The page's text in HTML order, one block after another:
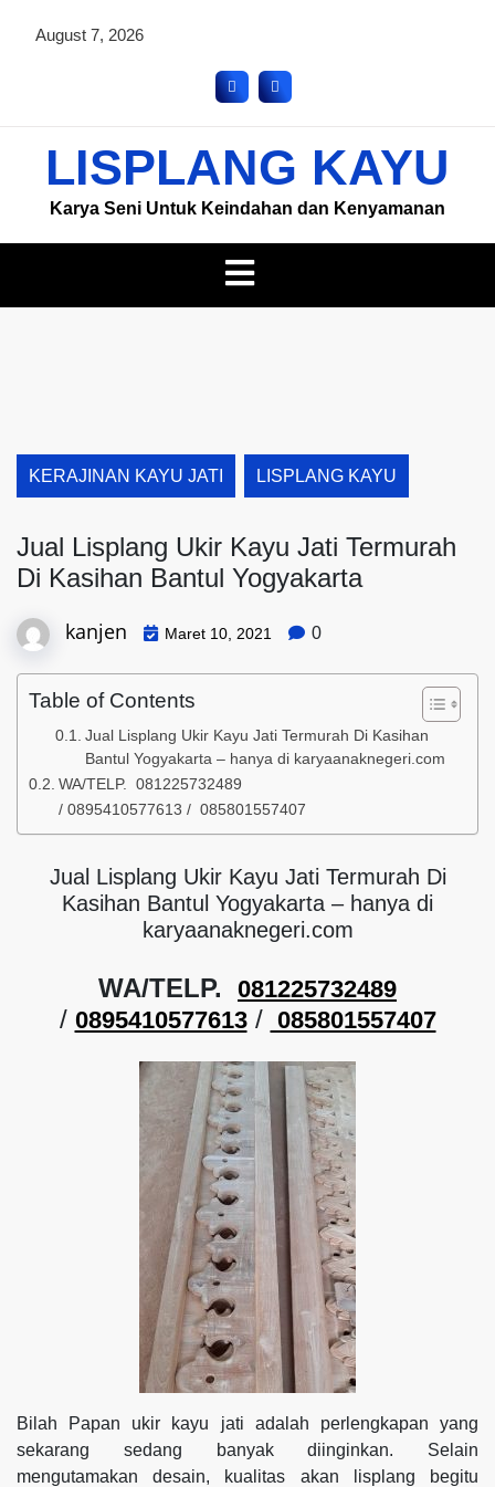
August 7, 2026
LISPLANG KAYU
Karya Seni Untuk Keindahan dan Kenyamanan
KERAJINAN KAYU JATI LISPLANG KAYU
Jual Lisplang Ukir Kayu Jati Termurah
Di Kasihan Bantul Yogyakarta
kanjen Maret 10, 2021 0
Table of Contents
Jual Lisplang Ukir Kayu Jati Termurah Di Kasihan
Bantul Yogyakarta – hanya di karyaanaknegeri.com
WA/TELP. 081225732489
/ 0895410577613 / 085801557407
Jual Lisplang Ukir Kayu Jati Termurah Di
Kasihan Bantul Yogyakarta – hanya di
karyaanaknegeri.com
WA/TELP. 081225732489
/ 0895410577613/ 085801557407
Bilah Papan ukir kayu jati adalah perlengkapan yang
sekarang sedang banyak diinginkan. Selain
mengutamakan desain, kualitas akan lisplang begitu